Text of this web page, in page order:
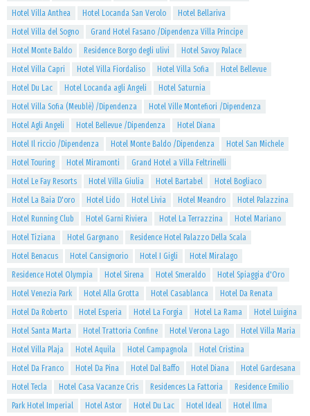
Hotel Villa Anthea
Hotel Locanda San Verolo
Hotel Bellariva
Hotel Villa del Sogno
Grand Hotel Fasano /Dipendenza Villa Principe
Hotel Monte Baldo
Residence Borgo degli ulivi
Hotel Savoy Palace
Hotel Villa Capri
Hotel Villa Fiordaliso Hotel Villa Sofia
Hotel Bellevue
Hotel Du Lac
Hotel Locanda agli Angeli
Hotel Saturnia
Hotel Villa Sofia (Meublè) /Dipendenza
Hotel Ville Montefiori /Dipendenza
Hotel Agli Angeli
Hotel Bellevue /Dipendenza
Hotel Diana
Hotel Il riccio /Dipendenza
Hotel Monte Baldo /Dipendenza
Hotel San Michele
Hotel Touring
Hotel Miramonti
Grand Hotel a Villa Feltrinelli
Hotel Le Fay Resorts
Hotel Villa Giulia Hotel Bartabel
Hotel Bogliaco
Hotel La Baia D'oro
Hotel Lido Hotel Livia Hotel Meandro
Hotel Palazzina
Hotel Running Club
Hotel Garni Riviera Hotel La Terrazzina
Hotel Mariano
Hotel Tiziana
Hotel Gargnano
Residence Hotel Palazzo Della Scala
Hotel Benacus
Hotel Cansignorio Hotel I Gigli
Hotel Miralago
Residence Hotel Olympia
Hotel Sirena Hotel Smeraldo
Hotel Spiaggia d'Oro
Hotel Venezia Park
Hotel Alla Grotta Hotel Casablanca
Hotel Da Renata
Hotel Da Roberto
Hotel Esperia Hotel La Forgia Hotel La Rama
Hotel Luigina
Hotel Santa Marta
Hotel Trattoria Confine Hotel Verona Lago
Hotel Villa Maria
Hotel Villa Plaja
Hotel Aquila Hotel Campagnola
Hotel Cristina
Hotel Da Franco
Hotel Da Pina Hotel Dal Baffo Hotel Diana
Hotel Gardesana
Hotel Tecla
Hotel Casa Vacanze Cris Residences La Fattoria
Residence Emilio
Park Hotel Imperial
Hotel Astor Hotel Du Lac Hotel Ideal
Hotel Ilma